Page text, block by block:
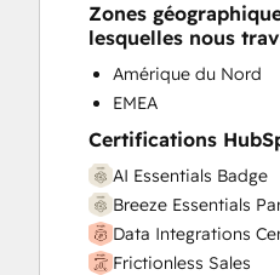
Service Hub
Service Hub
Zones
lesquelles nous
Amérique du Nord
EMEA
Certifications
AI Essentials Badge
Breeze Essentials
Data Integrations
Frictionless Sales